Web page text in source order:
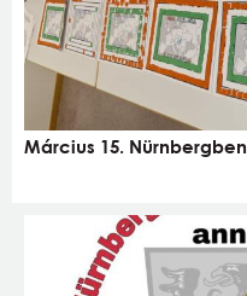
Március 15. Nürnbergben